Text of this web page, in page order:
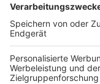
TOP-VEREINE